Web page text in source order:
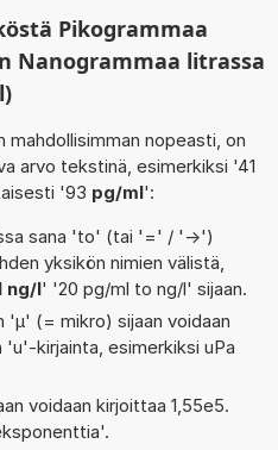
Pikogrammaa
Nanogrammaa litrassa
mahdollisimman nopeasti, on
arvo tekstinä, esimerkiksi '41
'93 pg/ml':
sana 'to' (tai '=' / '->')
yksikön nimien välistä,
ng/l' '20 pg/ml to ng/l' sijaan.
'µ' (= mikro) sijaan voidaan
kirjainta, esimerkiksi uPa
voidaan kirjoittaa 1,55e5.